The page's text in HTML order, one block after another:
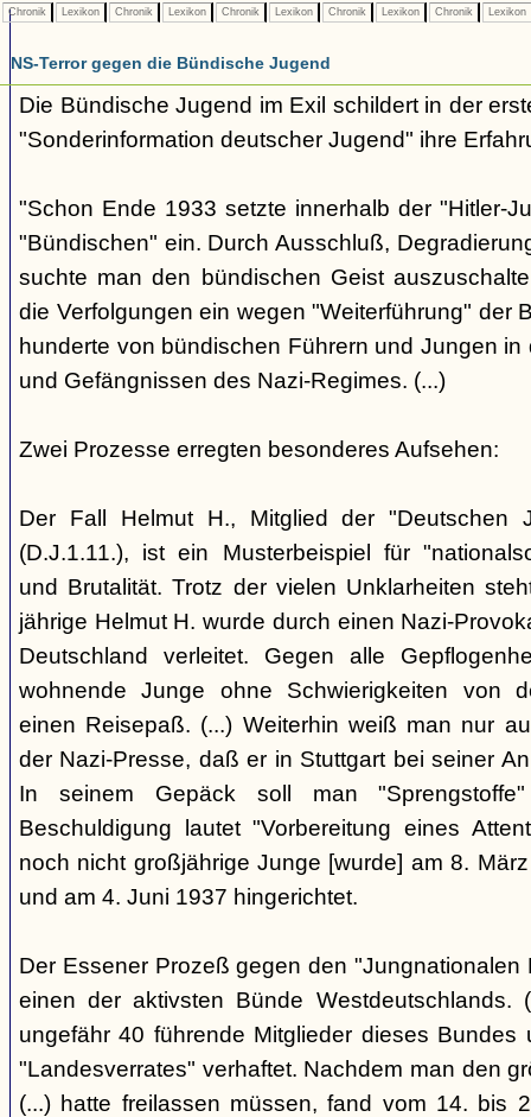
Chronik Lexikon Chronik Lexikon Chronik Lexikon Chronik Lexikon Chronik Lexikon
NS-Terror gegen die Bündische Jugend
Die Bündische Jugend im Exil schildert in der
"Sonderinformation deutscher Jugend" ihre
"Schon Ende 1933 setzte innerhalb der "Hitler-
"Bündischen" ein. Durch Ausschluß,
suchte man den bündischen Geist
die Verfolgungen ein wegen "Weiterführung" der
hunderte von bündischen Führern und Jungen
und Gefängnissen des Nazi-Regimes. (...)
Zwei Prozesse erregten besonderes Aufsehen:
Der Fall Helmut H., Mitglied der "Deutschen
(D.J.1.11.), ist ein Musterbeispiel für
und Brutalität. Trotz der vielen Unklarheiten
jährige Helmut H. wurde durch einen Nazi-
Deutschland verleitet. Gegen alle
wohnende Junge ohne Schwierigkeiten von
einen Reisepaß. (...) Weiterhin weiß man nur
der Nazi-Presse, daß er in Stuttgart bei seiner
In seinem Gepäck soll man
Beschuldigung lautet "Vorbereitung eines
noch nicht großjährige Junge [wurde] am 8.
und am 4. Juni 1937 hingerichtet.
Der Essener Prozeß gegen den "Jungnationalen
einen der aktivsten Bünde Westdeutschlands.
ungefähr 40 führende Mitglieder dieses Bundes
"Landesverrates" verhaftet. Nachdem man den
(...) hatte freilassen müssen, fand vom 14. bis